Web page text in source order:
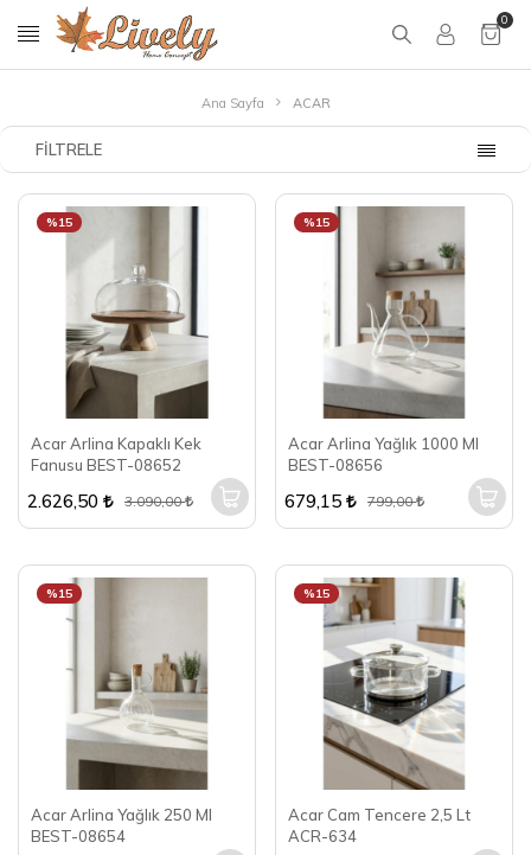
0
Ana Sayfa ACAR
FILTRELE
Acar Arlina Kapaklı Kek
Fanusu BEST-08652
%15
2.626,50 3.090,00
Acar Arlina Yağlık 1000 Ml
BEST-08656
%15
679,15 799,00
Acar Arlina Yağlık 250 Ml
BEST-08654
%15
Acar Cam Tencere 2,5 Lt
ACR-634
%15